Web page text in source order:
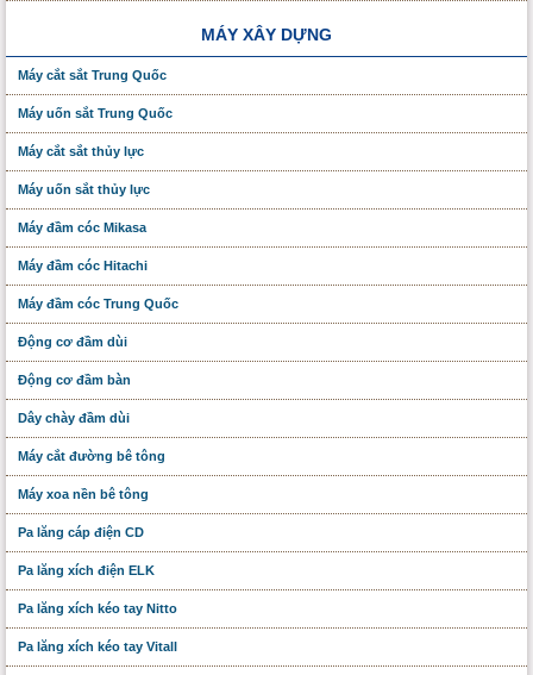
MÁY XÂY DỰNG
Máy cắt sắt Trung Quốc
Máy uốn sắt Trung Quốc
Máy cắt sắt thủy lực
Máy uốn sắt thủy lực
Máy đầm cóc Mikasa
Máy đầm cóc Hitachi
Máy đầm cóc Trung Quốc
Động cơ đầm dùi
Động cơ đầm bàn
Dây chày đầm dùi
Máy cắt đường bê tông
Máy xoa nền bê tông
Pa lăng cáp điện CD
Pa lăng xích điện ELK
Pa lăng xích kéo tay Nitto
Pa lăng xích kéo tay Vitall